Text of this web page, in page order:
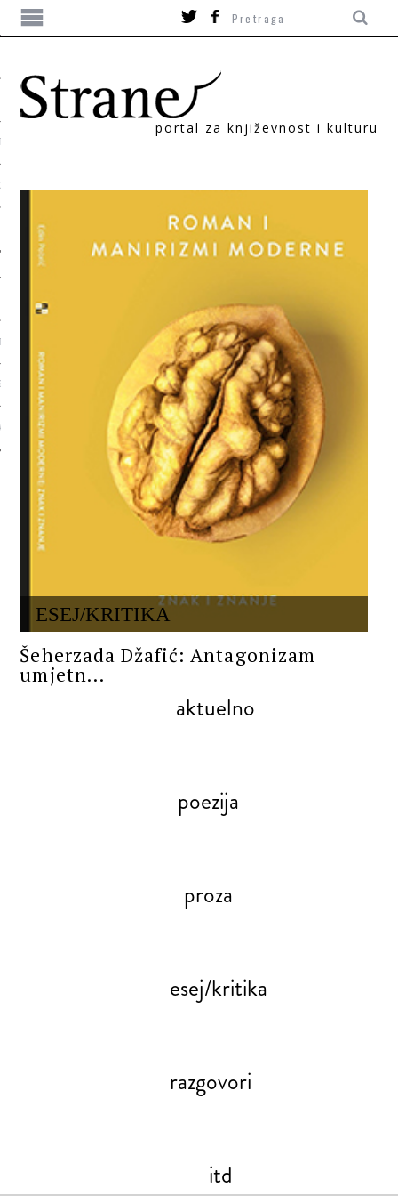
portal za književnost i kulturu
ESEJ/KRITIKA
Šeherzada Džafić: Antagonizam
umjetn...
aktuelno
poezija
proza
esej/kritika
razgovori
itd